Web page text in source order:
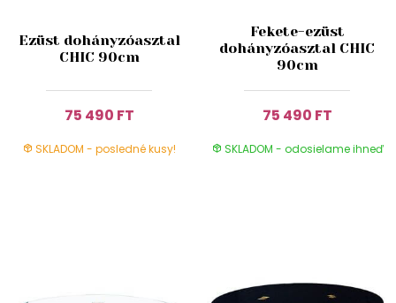
Ezüst dohányzóasztal
CHIC 90cm
75 490 FT
SKLADOM - posledné kusy!
Fekete-ezüst
dohányzóasztal CHIC
90cm
75 490 FT
SKLADOM - odosielame ihneď